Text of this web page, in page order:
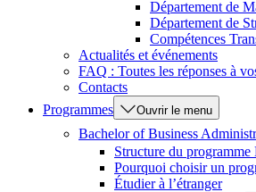
Département de
Département de
Compétences
Actualités et événements
FAQ : Toutes les réponses à
Contacts
Programmes
Ouvrir le menu
Bachelor of Business
Structure du programme
Pourquoi choisir un
Étudier à l’étranger